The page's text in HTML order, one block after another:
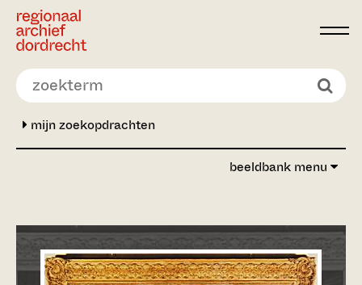
Ga direct naar de inhoud
mijn zoekopdrachten
beeldbank menu